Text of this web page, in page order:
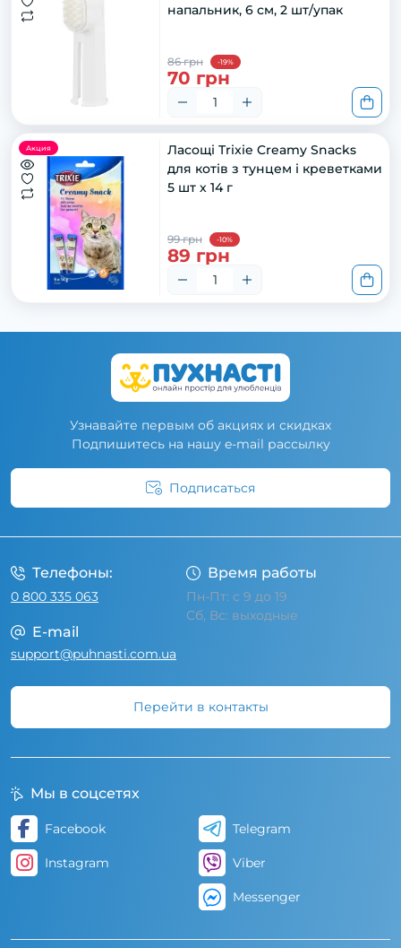
напальник, 6 см, 2 шт/упак
86 грн -19%
70 грн
Акция
Ласощі Trixie Creamy Snacks
для котів з тунцем і креветками
5 шт х 14 г
99 грн -10%
89 грн
Узнавайте первым об акциях и скидках
Подпишитесь на нашу e-mail рассылку
Подписаться
Телефоны:
0 800 335 063
Время работы
Пн-Пт: с 9 до 19
Сб, Вс: выходные
E-mail
support@puhnasti.com.ua
Перейти в контакты
Мы в соцсетях
Facebook
Instagram
Telegram
Viber
Messenger